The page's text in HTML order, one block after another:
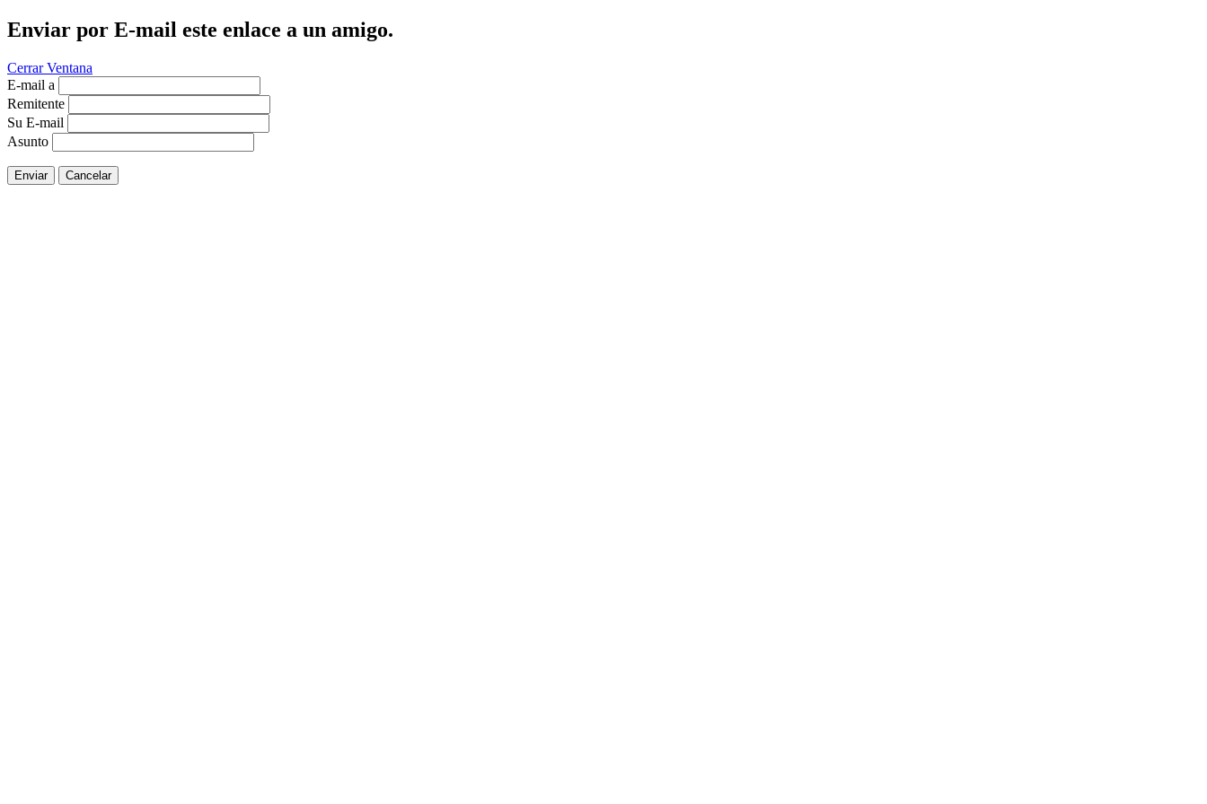
Enviar por E-mail este enlace a un amigo.
Cerrar Ventana
E-mail a
Remitente
Su E-mail
Asunto
Enviar Cancelar